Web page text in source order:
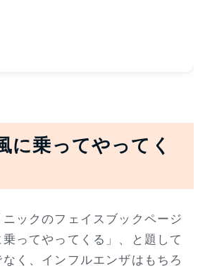
に乗ってやってく
ックのフェイスブックページ
ってやってくる」、と題して
く、インフルエンザはもちろ